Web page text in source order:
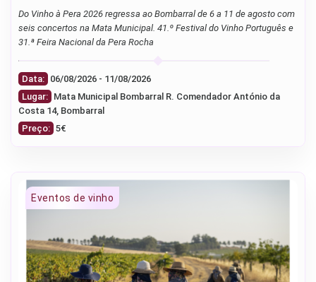
Do Vinho à Pera 2026 regressa ao Bombarral de 6 a 11 de agosto com
seis concertos na Mata Municipal. 41.º Festival do Vinho Português e
31.ª Feira Nacional da Pera Rocha
Data:
06/08/2026 - 11/08/2026
Lugar: Mata Municipal Bombarral R. Comendador António da
Costa 14, Bombarral
Preço: 5€